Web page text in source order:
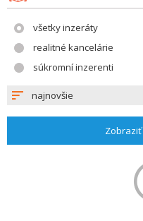
všetky inzeráty
realitné kancelárie
súkromní inzerenti
najnovšie
Zobraziť